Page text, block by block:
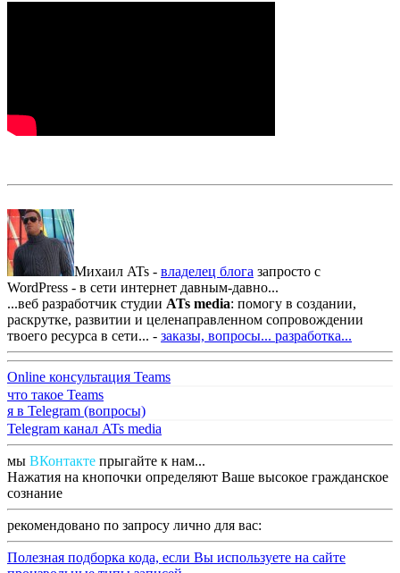
Михаил ATs - владелец блога запросто с
WordPress - в сети интернет давным-давно...
...веб разработчик студии ATs media: помогу в создании,
раскрутке, развитии и целенаправленном сопровождении
твоего ресурса в сети... - заказы, вопросы... разработка...
Online консультация Teams
что такое Teams
я в Telegram (вопросы)
Telegram канал ATs media
мы ВКонтакте прыгайте к нам...
Нажатия на кнопочки определяют Ваше высокое гражданское
сознание
рекомендовано по запросу лично для вас:
Полезная подборка кода, если Вы используете на сайте